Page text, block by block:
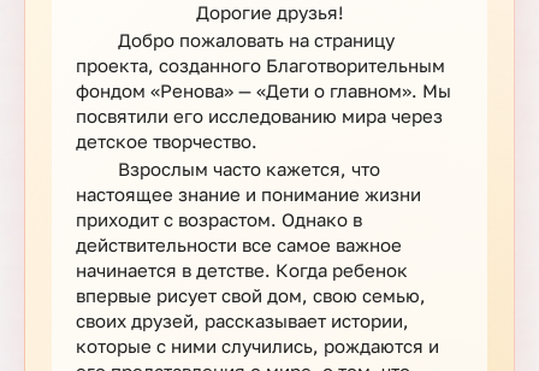
Дорогие друзья!
Добро пожаловать на страницу
проекта, созданного Благотворительным
фондом «Ренова» — «Дети о главном». Мы
посвятили его исследованию мира через
детское творчество.
Взрослым часто кажется, что
настоящее знание и понимание жизни
приходит с возрастом. Однако в
действительности все самое важное
начинается в детстве. Когда ребенок
впервые рисует свой дом, свою семью,
своих друзей, рассказывает истории,
которые с ними случились, рождаются и